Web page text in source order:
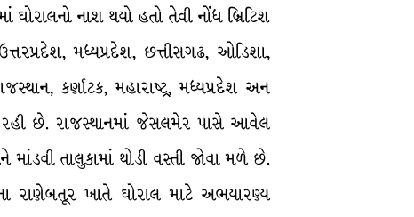
નાશ થયો હતો તેવી નોંધ બ્રિટિશ
મધ્યપ્રદેશ, છત્તીસગઢ, ઓડિશા,
કર્ણાટક, મહારાષ્ટ્ર, મધ્યપ્રદેશ અન
રહી છે. રાજસ્થાનમાં જેસલમેર પાસે આવેલ
તાલુકામાં થોડી વસ્તી જોવા મળે છે.
રાણેબતૂર ખાતે ઘોરાલ માટે અભયારણ્ય